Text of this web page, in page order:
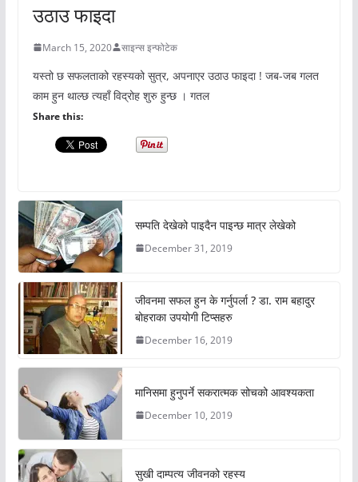
उठाउ फाइदा
March 15, 2020 साइन्स इन्फोटेक
यस्तो छ सफलताको रहस्यको सुत्र, अपनाएर उठाउ फाइदा ! जब-जब गलत
काम हुन थाल्छ त्यहाँ विद्रोह शुरु हुन्छ । गतल
Share this:
सम्पति देखेको पाइदैन पाइन्छ मात्र लेखेको
December 31, 2019
जीवनमा सफल हुन के गर्नुपर्ला ? डा. राम बहादुर
बोहराका उपयोगी टिप्सहरु
December 16, 2019
मानिसमा हुनुपर्ने सकरात्मक सोचको आवश्यकता
December 10, 2019
सुखी दाम्पत्य जीवनको रहस्य